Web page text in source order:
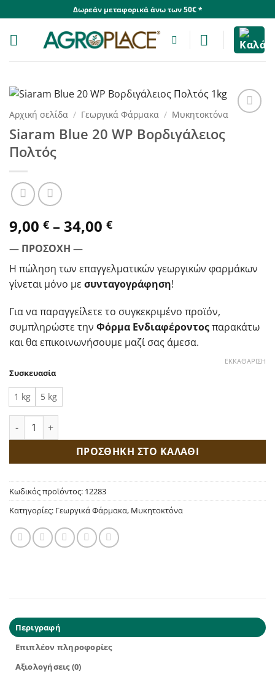
to
content
Δωρεάν μεταφορικά άνω των 50€ *
Αρχική σελίδα / Γεωργικά Φάρμακα / Μυκητοκτόνα
Siaram Blue 20 WP Βορδιγάλειος
Πολτός
9,00 € – 34,00 €Price
through
34,00 €
— ΠΡΟΣΟΧΗ —
Η πώληση των επαγγελματικών γεωργικών φαρμάκων
γίνεται μόνο με συνταγογράφηση!
Για να παραγγείλετε το συγκεκριμένο προϊόν,
συμπληρώστε την Φόρμα Ενδιαφέροντοςπαρακάτω
και θα επικοινωνήσουμε μαζί σας άμεσα.
Συσκευασία
1 kg 5 kg
ΕΚΚΑΘΆΡΙΣΗ
Siaram Blue 20 WP Βορδιγάλειος Πολτός ποσότητα
ΠΡΟΣΘΗΚΗ ΣΤΟ ΚΑΛΑΘΙ
Κωδικός προϊόντος: 12283
Κατηγορίες: Γεωργικά Φάρμακα, Μυκητοκτόνα
Περιγραφή
Επιπλέον πληροφορίες
Αξιολογήσεις (0)